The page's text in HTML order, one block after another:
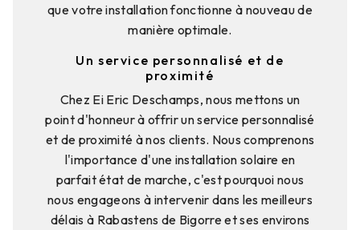
que votre installation fonctionne à nouveau de
manière optimale.
Un service personnalisé et de
proximité
Chez Ei Eric Deschamps, nous mettons un
point d'honneur à offrir un service personnalisé
et de proximité à nos clients. Nous comprenons
l'importance d'une installation solaire en
parfait état de marche, c'est pourquoi nous
nous engageons à intervenir dans les meilleurs
délais à Rabastens de Bigorre et ses environs